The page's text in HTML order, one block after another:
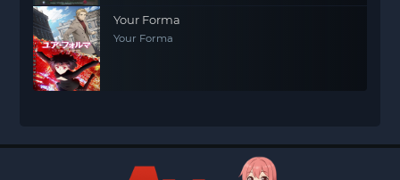
Your Forma
Your Forma